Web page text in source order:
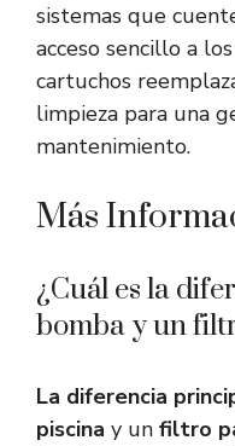
sistemas que
acceso sencillo a
cartuchos
limpieza para una
mantenimiento.
Más
¿Cuál es la
bomba y un
La diferencia
piscina y un filtro